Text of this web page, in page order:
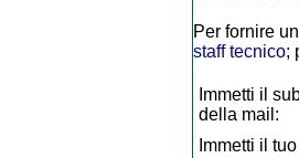
Per fornire
staff tecnico;
Immetti il
della mail:
Immetti il